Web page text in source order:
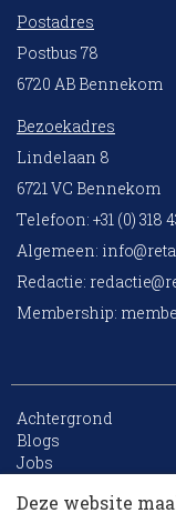
Postadres
Postbus 78
6720 AB Bennekom
Bezoekadres
Lindelaan 8
6721 VC Bennekom
Telefoon: +31 (0) 318
Algemeen:
Redactie:
Membership:
Achtergrond
Blogs
Jobs
Archief
Deze website
10